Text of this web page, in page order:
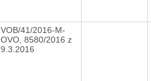
VOB/41/2016-M-
OVO, 8580/2016 z
9.3.2016